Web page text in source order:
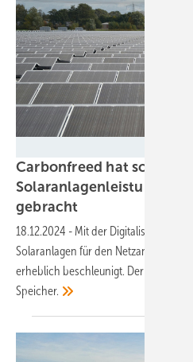
Carbonfreed hat schon
Solaranlagenleistung
gebracht
18.12.2024 - Mit der Digitalisierung
Solaranlagen für den Netzanschluss
erheblich beschleunigt. Der nächste
Speicher.